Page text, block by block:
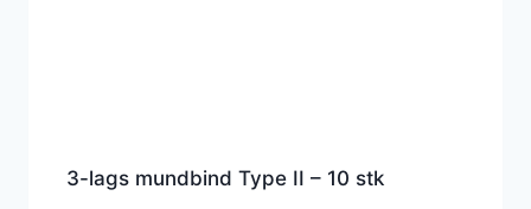
3-lags mundbind Type II – 10 stk